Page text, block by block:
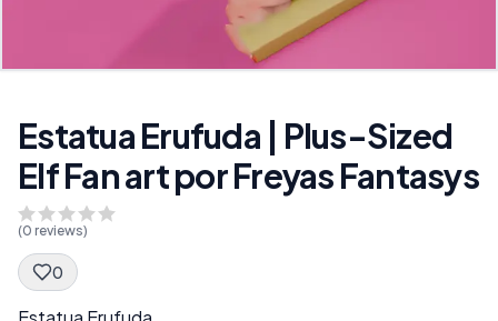
Estatua Erufuda | Plus-Sized
Elf Fan art por Freyas Fantasys
(0 reviews)
0
Spec Description